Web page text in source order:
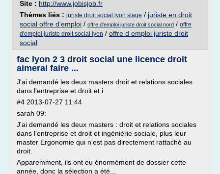
Site : http://www.jobisjob.fr
Thèmes liés : juriste droit social lyon stage / juriste en droit
social offre d'emploi / offre d'emploi juriste droit social nord / offre
d'emploi juriste droit social lyon / offre d emploi juriste droit
social
fac lyon 2 3 droit social une licence droit
aimerai faire ...
J'ai demandé les deux masters droit et relations sociales
dans l'entreprise et droit et i
#4 2013-07-27 11:44
sarah 09:
J'ai demandé les deux masters : droit et relations sociales
dans l'entreprise et droit et ingéniérie sociale, plus leur
master Ergonomie qui n'est pas directement rattaché au
droit.
Apparemment, ils ont eu énormément de dossier cette
année, donc la sélection a été...